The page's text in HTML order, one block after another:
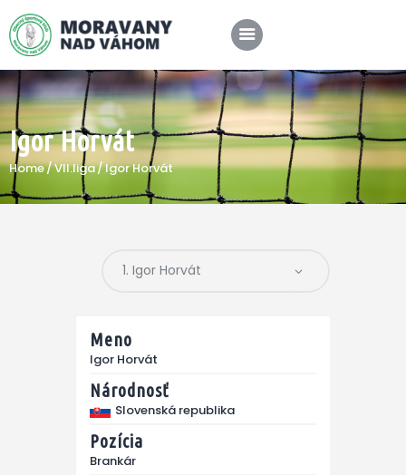
Igor Horvát
Home VII.liga Igor Horvát
SPRÁVY
KLUB
Meno
Igor Horvát
Národnosť
Slovenská republika
Pozícia
Brankár